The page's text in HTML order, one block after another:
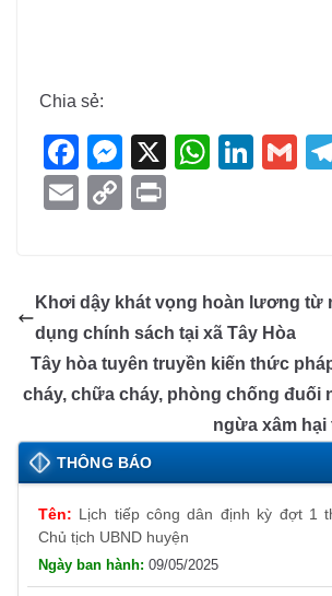
Chia sẻ:
F
a
c
b
o
o
k
M
e
ss
n
g
er
X
W
A
p
p
Li
dI
n
G
E
C
y
Li
n
k
Khơi dậy khát vọng hoàn lương từ
dụng chính sách tại xã Tây Hòa
Tây hòa tuyên truyền kiến thức
cháy, chữa cháy, phòng chống đuối
ngừa xâm hại
THÔNG BÁO
Lịch tiếp công dân định kỳ đợt 1
Chủ tịch UBND huyện
09/05/2025
Thông báo đăng ký tiếp công